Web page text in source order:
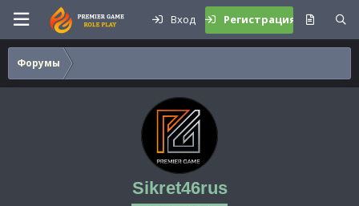
Вход Регистрация
Форумы
Sikret46rus